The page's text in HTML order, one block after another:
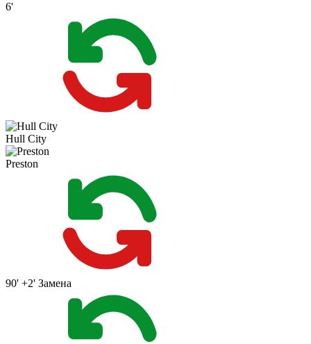
6'
Hull City
Preston
90' +2' Замена